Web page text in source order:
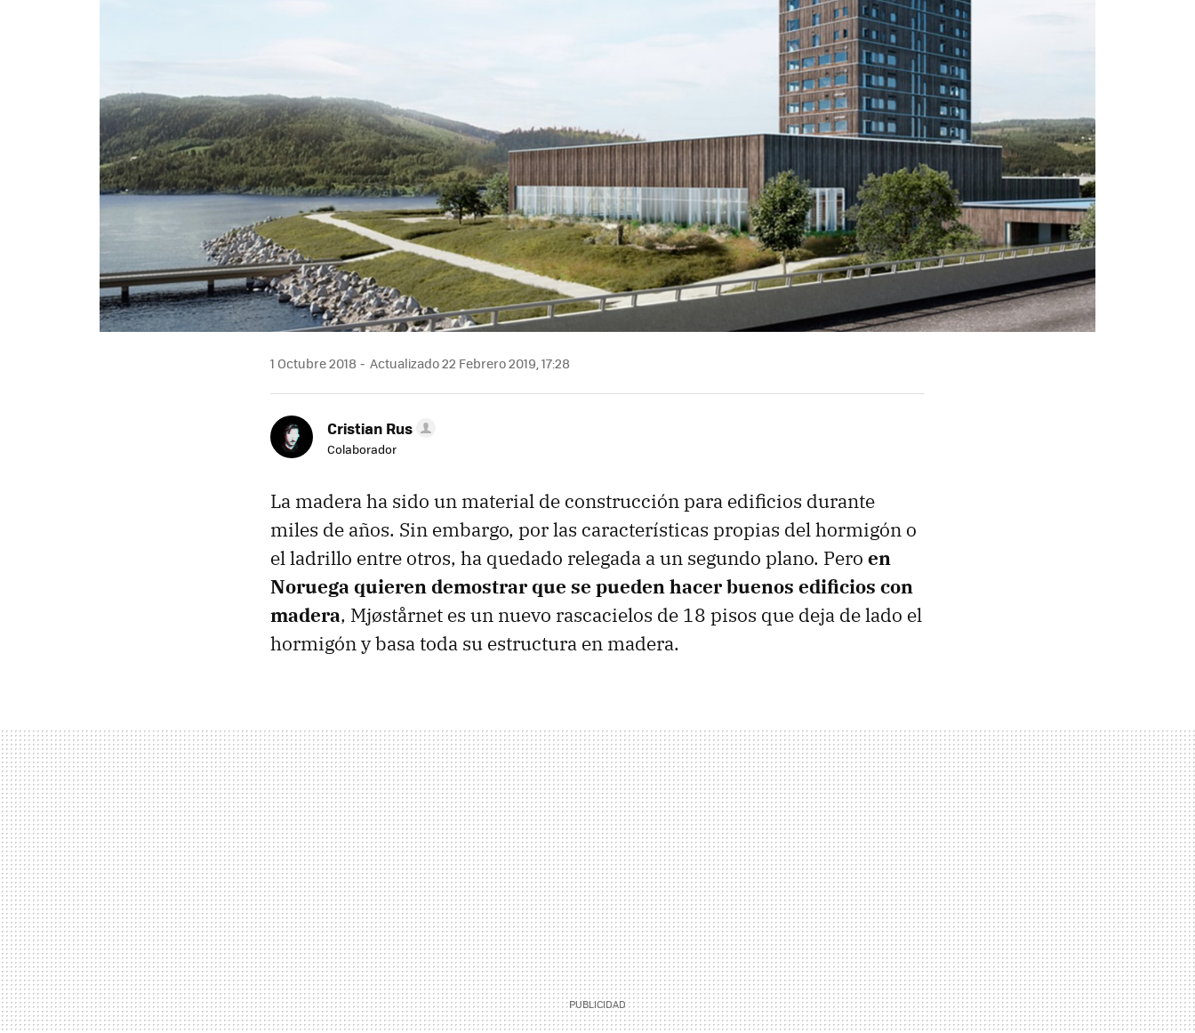
1 Octubre 2018 Actualizado 22 Febrero 2019, 17:28
Cristian Rus
Colaborador
La madera ha sido un material de construcción para edificios durante
miles de años. Sin embargo, por las características propias del hormigón o
el ladrillo entre otros, ha quedado relegada a un segundo plano. Pero en
Noruega quieren demostrar que se pueden hacer buenos edificios con
madera, Mjøstårnet es un nuevo rascacielos de 18 pisos que deja de lado el
hormigón y basa toda su estructura en madera.